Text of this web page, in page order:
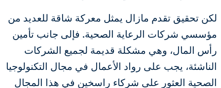
لكن تحقيق تقدم مازال يمثل معركة شاقة للعديد من
مؤسسي شركات الرعاية الصحية. فإلى جانب تأمين
رأس المال، وهي مشكلة قديمة لجميع الشركات
الناشئة، يجب على رواد الأعمال في مجال التكنولوجيا
الصحية العثور على شركاء راسخين في هذا المجال